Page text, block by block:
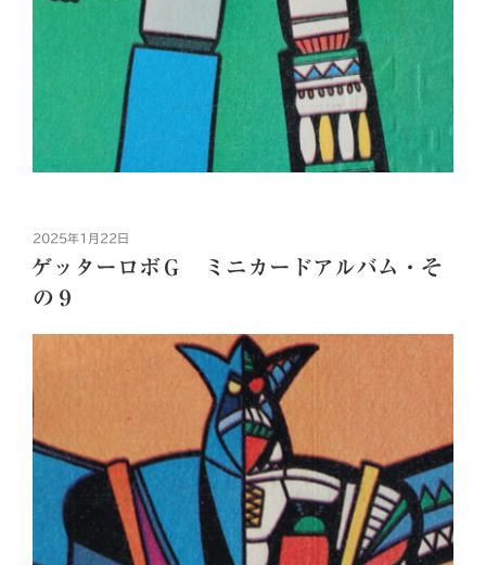
投
稿
日:
2025年1月22日
ゲッターロボＧ ミニカードアルバム・そ
の９